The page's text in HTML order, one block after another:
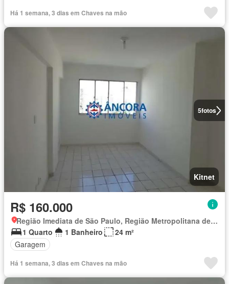
Há 1 semana, 3 dias em Chaves na mão
5fotos
Kitnet
R$ 160.000
Região Imediata de São Paulo, Região Metropolitana de São Paulo
1 Quarto
1 Banheiro
24 m²
Garagem
Há 1 semana, 3 dias em Chaves na mão